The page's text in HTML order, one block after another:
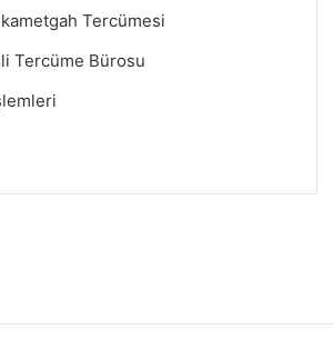
Tercümesi
Tercüme Bürosu